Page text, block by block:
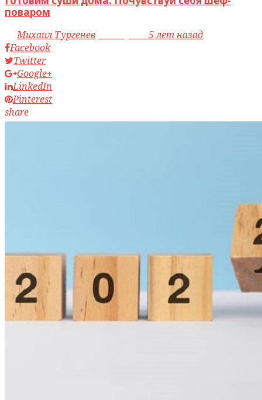
поваром
byМихаил Тургенев
5 лет назад
Facebook
Twitter
Google+
LinkedIn
Pinterest
share